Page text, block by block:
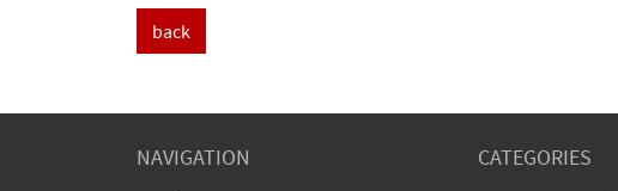
back
NAVIGATION
CATEGORIES